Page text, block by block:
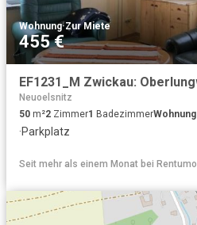
Wohnung·Zur Miete
455 €
Neuoelsnitz
50 m²2 Zimmer1 BadezimmerWohnung
·Parkplatz
Seit mehr als einem Monat bei Rentumo